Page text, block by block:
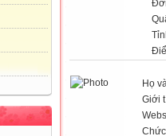
Họ
Giới